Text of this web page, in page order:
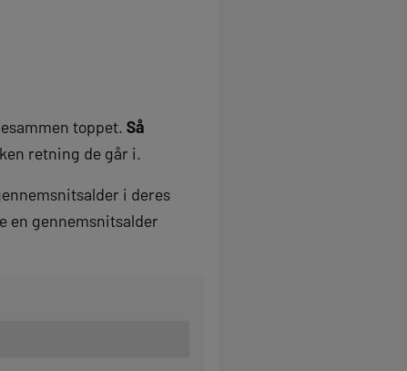
toppet. Så
retning de går i.
i deres
en gennemsnitsalder